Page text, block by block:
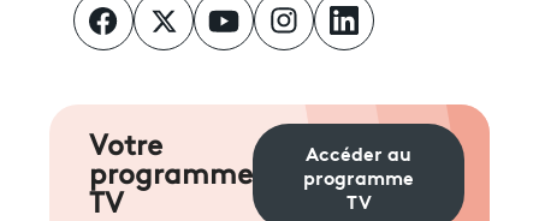
Votre
programme
TV
Accéder au
programme
TV